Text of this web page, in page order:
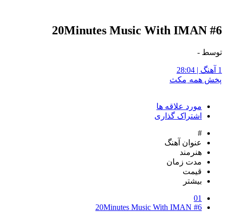
20Minutes Music With IMAN #6
توسط -
1 آهنگ | 28:04
پخش همه مکث
مورد علاقه ها
اشتراک گذاری
#
عنوان آهنگ
هنرمند
مدت زمان
قیمت
بیشتر
01
20Minutes Music With IMAN #6